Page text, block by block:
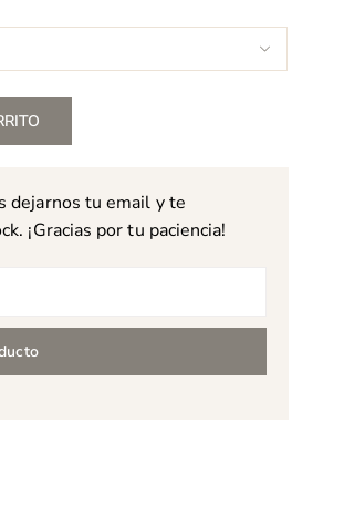

dejarnos tu email y te
¡Gracias por tu paciencia!